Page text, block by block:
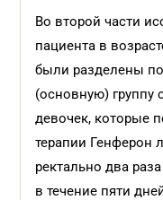
Во второй части
пациента в
были разделены
(основную) группу
девочек, которые
терапии Генферон
ректально два
в течение пяти